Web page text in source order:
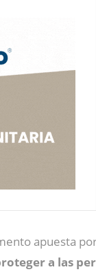
apuesta
a las